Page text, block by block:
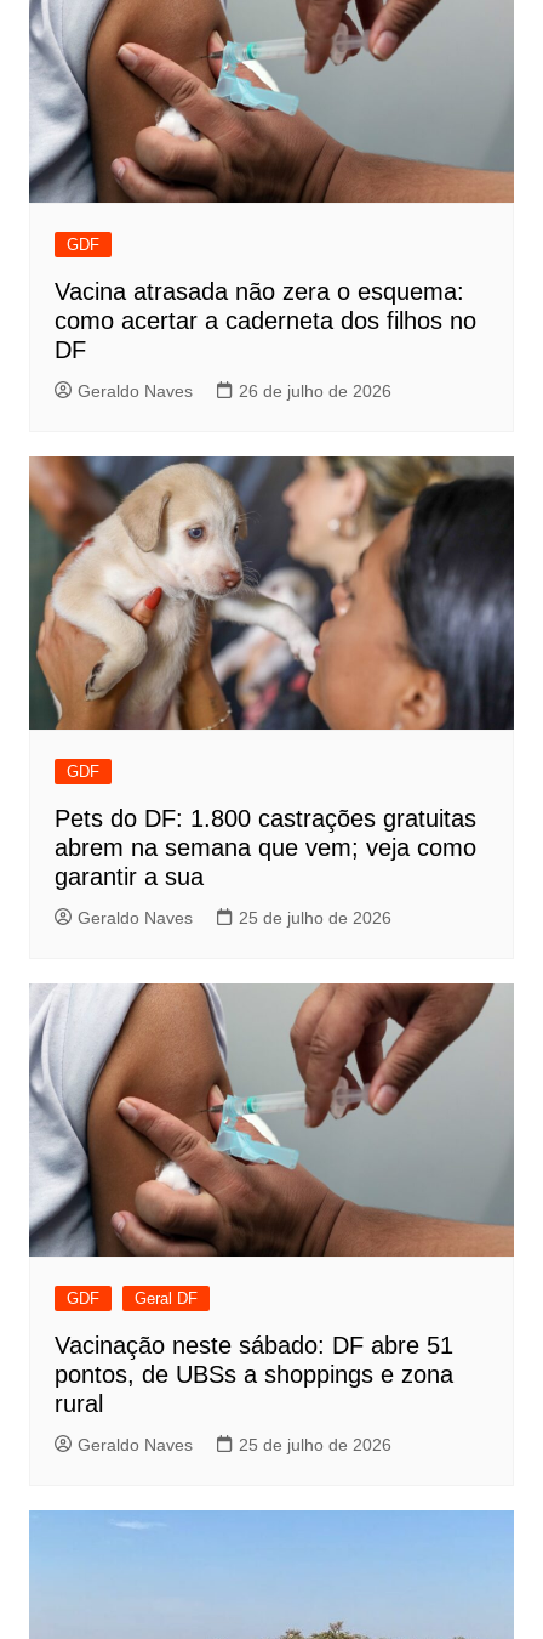
GDF
Vacina atrasada não zera o esquema:
como acertar a caderneta dos filhos no
DF
Geraldo Naves 26 de julho de 2026
GDF
Pets do DF: 1.800 castrações gratuitas
abrem na semana que vem; veja como
garantir a sua
Geraldo Naves 25 de julho de 2026
GDF Geral DF
Vacinação neste sábado: DF abre 51
pontos, de UBSs a shoppings e zona
rural
Geraldo Naves 25 de julho de 2026